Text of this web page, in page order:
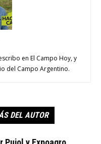
en El Campo Hoy, y
del Campo Argentino.
DEL AUTOR